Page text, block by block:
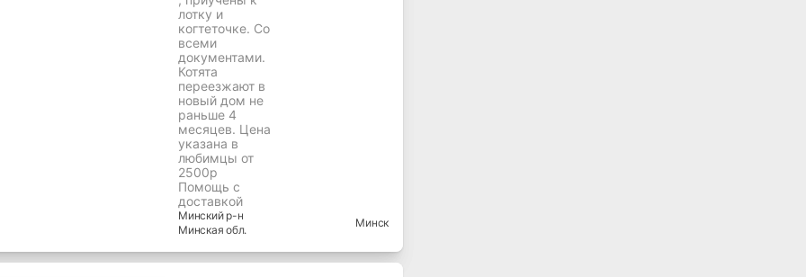
лотку и
когтеточке. Со
всеми
документами.
Котята
переезжают в
новый дом не
раньше 4
месяцев. Цена
указана в
любимцы от
2500р
Помощь с
доставкой
Минскийр-н
Минская обл.
Минск